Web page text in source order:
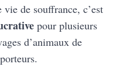
de souffrance, c’est
pour plusieurs
d’animaux de